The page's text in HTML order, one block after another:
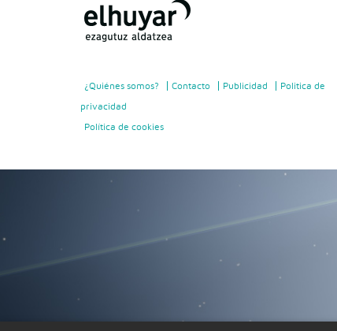
¿Quiénes somos? Contacto Publicidad Politica de
privacidad
Política de cookies